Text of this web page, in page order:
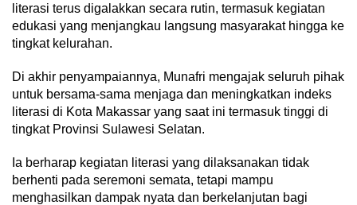
literasi terus digalakkan secara rutin, termasuk kegiatan
edukasi yang menjangkau langsung masyarakat hingga ke
tingkat kelurahan.
Di akhir penyampaiannya, Munafri mengajak seluruh pihak
untuk bersama-sama menjaga dan meningkatkan indeks
literasi di Kota Makassar yang saat ini termasuk tinggi di
tingkat Provinsi Sulawesi Selatan.
Ia berharap kegiatan literasi yang dilaksanakan tidak
berhenti pada seremoni semata, tetapi mampu
menghasilkan dampak nyata dan berkelanjutan bagi